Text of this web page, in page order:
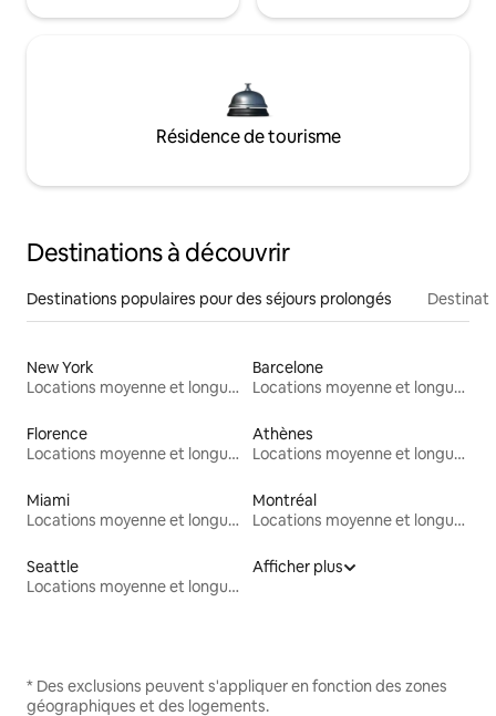
Résidence de tourisme
Destinations à découvrir
Destinations populaires pour des séjours prolongés
New York
Locations moyenne et longue durée
Barcelone
Locations moyenne et longue durée
Florence
Locations moyenne et longue durée
Athènes
Locations moyenne et longue durée
Miami
Locations moyenne et longue durée
Montréal
Locations moyenne et longue durée
Seattle
Locations moyenne et longue durée
Afficher plus
* Des exclusions peuvent s'appliquer en fonction des zones
géographiques et des logements.